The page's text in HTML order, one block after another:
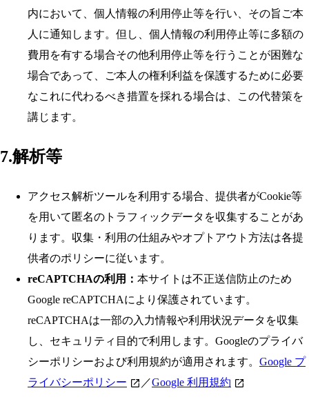
内において、個人情報の利用停止等を行い、その旨ご本
人に通知します。但し、個人情報の利用停止等に多額の
費用を有する場合その他利用停止等を行うことが困難な
場合であって、ご本人の権利利益を保護するために必要
なこれに代わるべき措置を採れる場合は、この代替策を
講じます。
7.解析等
アクセス解析ツールを利用する場合、提供者がCookie等
を用いて匿名のトラフィックデータを収集することがあ
ります。収集・利用の仕組みやオプトアウト方法は各提
供者のポリシーに従います。
reCAPTCHAの利用： 本サイトは不正送信防止のため
Google reCAPTCHAにより保護されています。
reCAPTCHAは一部の入力情報や利用状況データを収集
し、セキュリティ目的で利用します。Googleのプライバ
シーポリシーおよび利用規約が適用されます。 Google プ
ライバシーポリシー
／Google 利用規約